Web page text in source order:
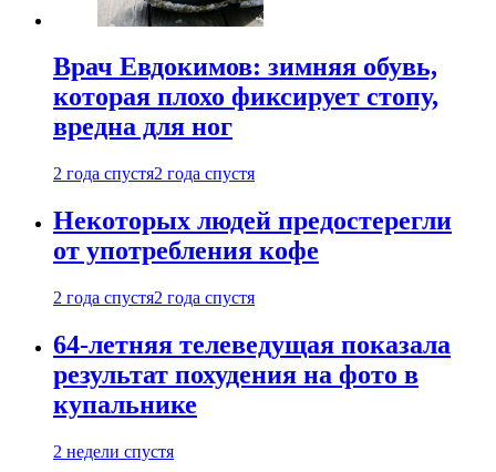
Врач Евдокимов: зимняя обувь,
которая плохо фиксирует стопу,
вредна для ног
2 года спустя2 года спустя
Некоторых людей предостерегли
от употребления кофе
2 года спустя2 года спустя
64-летняя телеведущая показала
результат похудения на фото в
купальнике
2 недели спустя